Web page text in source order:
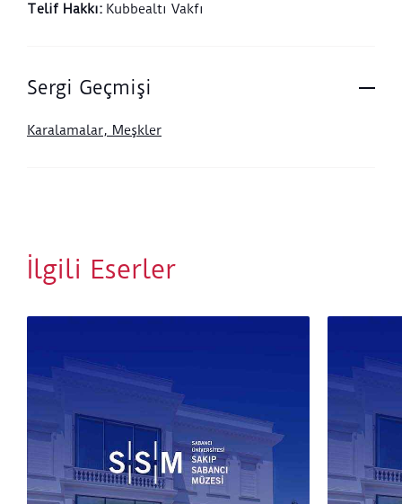
Telif Hakkı: Kubbealtı Vakfı
Sergi Geçmişi
Karalamalar, Meşkler
İlgili Eserler